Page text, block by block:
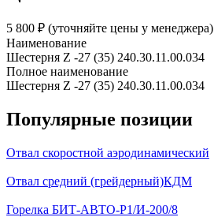
5 800 ₽︁ (уточняйте цены у менеджера)
Наименование
Шестерня Z -27 (35) 240.30.11.00.034
Полное наименование
Шестерня Z -27 (35) 240.30.11.00.034
Популярные позиции
Отвал скоростной аэродинамический
Отвал средний (грейдерный)КДМ
Горелка БИТ-АВТО-Р1/И-200/8